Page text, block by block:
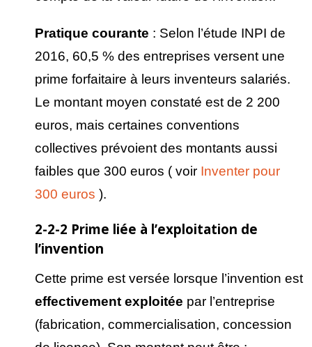
Pratique courante : Selon l’étude INPI de
2016, 60,5 % des entreprises versent une
prime forfaitaire à leurs inventeurs salariés.
Le montant moyen constaté est de 2 200
euros, mais certaines conventions
collectives prévoient des montants aussi
faibles que 300 euros ( voir Inventer pour
300 euros ).
2-2-2 Prime liée à l’exploitation de
l’invention
Cette prime est versée lorsque l’invention est
effectivement exploitée par l’entreprise
(fabrication, commercialisation, concession